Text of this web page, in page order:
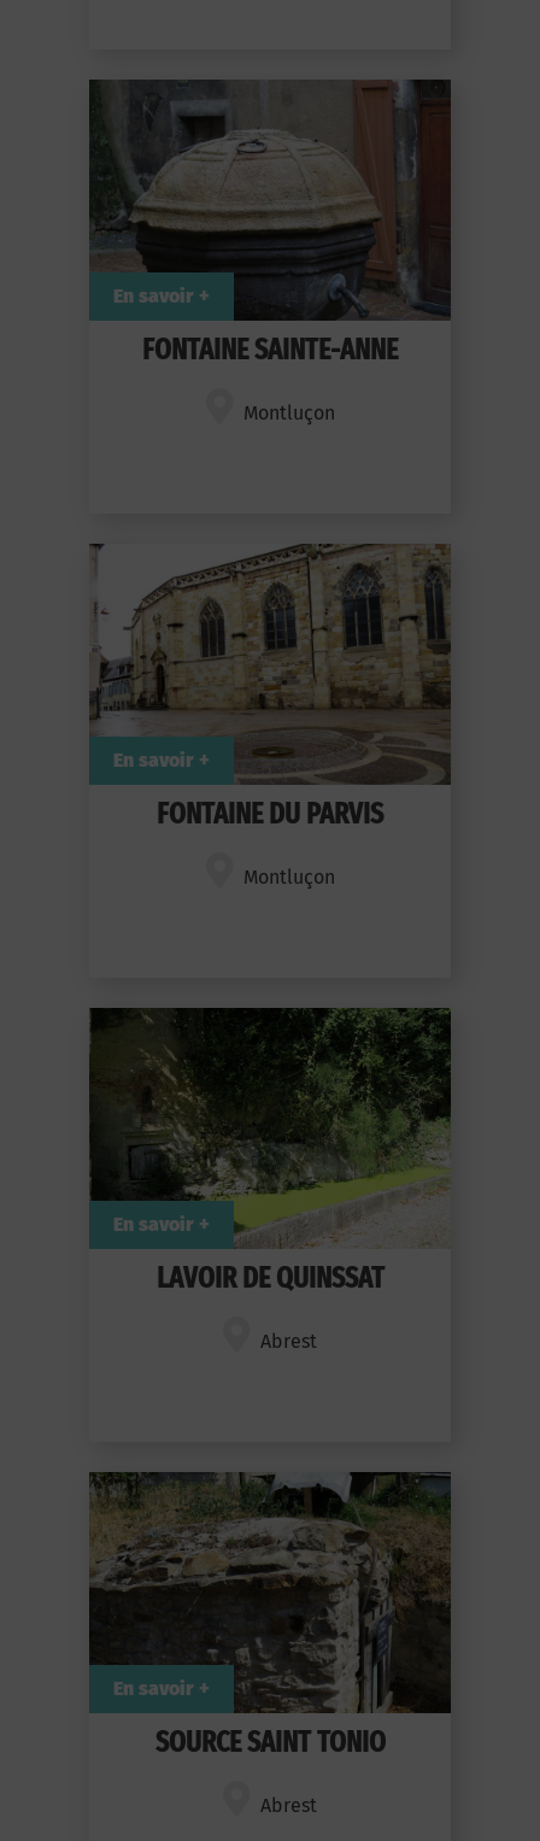
FONTAINE SAINTE-ANNE
Montluçon
En savoir +
FONTAINE DU PARVIS
Montluçon
En savoir +
LAVOIR DE QUINSSAT
Abrest
En savoir +
SOURCE SAINT TONIO
Abrest
En savoir +